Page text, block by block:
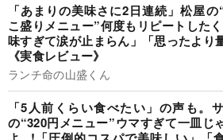
「あまりの美味さに2日連続」松屋
こ盛りメニュー”何度もリピートした
味すぎて涙が止まらん」「思ったより
《実食レビュー》
ランチ命の山盛くん
「5人前くらい食べたい」の声も。
の“320円メニュー”ウマすぎて一皿じ